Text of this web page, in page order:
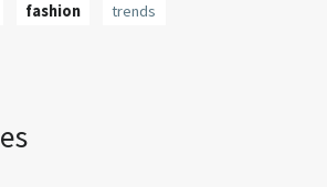
fashion trends